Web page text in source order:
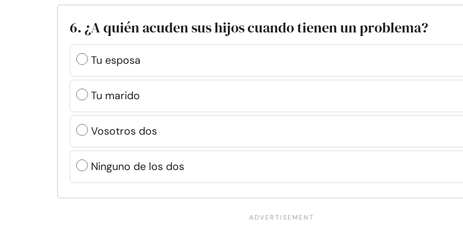
6. ¿A quién acuden sus hijos cuando tienen un problema?
Tu esposa
Tu marido
Vosotros dos
Ninguno de los dos